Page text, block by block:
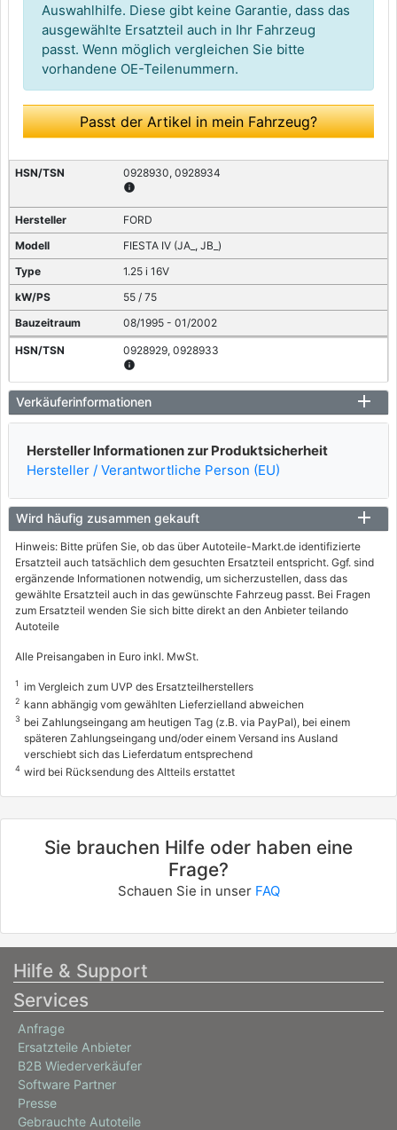
Auswahlhilfe. Diese gibt keine Garantie, dass das
ausgewählte Ersatzteil auch in Ihr Fahrzeug
passt. Wenn möglich vergleichen Sie bitte
vorhandene OE-Teilenummern.
Passt der Artikel in mein Fahrzeug?
0928930, 0928934
info
FORD
FIESTA IV (JA_, JB_)
1.25 i 16V
55 / 75
08/1995 - 01/2002
0928929, 0928933
info
FORD
FIESTA IV (JA_, JB_)
1.3 i
44 / 60
08/1995 - 01/2002
0928928, 0928932
info
FORD
FIESTA IV (JA_, JB_)
37 / 50
0928954, 0928956
info
FORD
FIESTA IV (JA_, JB_)
04/1996 - 01/2002
8566396, 8566455
FIESTA IV (JA_, JB_)
76 / 103
02/2000 - 01/2002
info
Verkäuferinformationen
Hersteller Informationen zur Produktsicherheit
Hersteller / Verantwortliche Person (EU)
Wird häufig zusammen gekauft
Hinweis: Bitte prüfen Sie, ob das über Autoteile-Markt.de identifizierte
Ersatzteil auch tatsächlich dem gesuchten Ersatzteil entspricht. Ggf. sind
ergänzende Informationen notwendig, um sicherzustellen, dass das
gewählte Ersatzteil auch in das gewünschte Fahrzeug passt. Bei Fragen
zum Ersatzteil wenden Sie sich bitte direkt an den Anbieter teilando
Autoteile
Alle Preisangaben in Euro inkl. MwSt.
1 im Vergleich zum UVP des Ersatzteilherstellers
2 kann abhängig vom gewählten Lieferzielland abweichen
3 bei Zahlungseingang am heutigen Tag (z.B. via PayPal), bei einem
späteren Zahlungseingang und/oder einem Versand ins Ausland
verschiebt sich das Lieferdatum entsprechend
4 wird bei Rücksendung des Altteils erstattet
Sie brauchen Hilfe oder haben eine
Frage?
Schauen Sie in unser FAQ
Hilfe & Support
Services
Anfrage
Ersatzteile Anbieter
B2B Wiederverkäufer
Software Partner
Presse
Gebrauchte Autoteile